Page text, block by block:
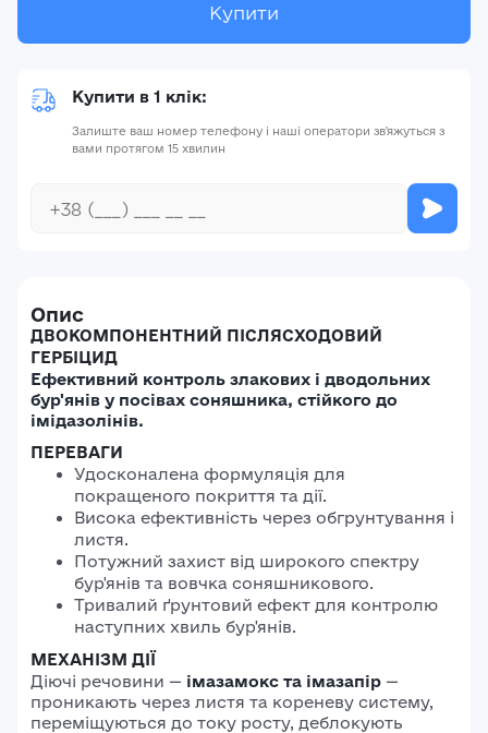
Купити
Купити в 1 клік:
Залиште ваш номер телефону і наші оператори зв'яжуться з
вами протягом 15 хвилин
Опис
ДВОКОМПОНЕНТНИЙ ПІСЛЯСХОДОВИЙ
ГЕРБІЦИД
Ефективний контроль злакових і дводольних
бур'янів у посівах соняшника, стійкого до
імідазолінів.
ПЕРЕВАГИ
Удосконалена формуляція для
покращеного покриття та дії.
Висока ефективність через обгрунтування і
листя.
Потужний захист від широкого спектру
бур'янів та вовчка соняшникового.
Тривалий ґрунтовий ефект для контролю
наступних хвиль бур'янів.
МЕХАНІЗМ ДІЇ
Діючі речовини — імазамокс та імазапір —
проникають через листя та кореневу систему,
переміщуються до току росту, деблокують